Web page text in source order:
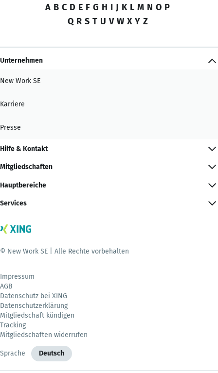
A B C D E F G H I J K L M N O P
Q R S T U V W X Y Z
Unternehmen
New Work SE
Karriere
Presse
Hilfe & Kontakt
Mitgliedschaften
Hauptbereiche
Services
© New Work SE | Alle Rechte vorbehalten
Impressum
AGB
Datenschutz bei XING
Datenschutzerklärung
Mitgliedschaft kündigen
Tracking
Mitgliedschaften widerrufen
Sprache Deutsch